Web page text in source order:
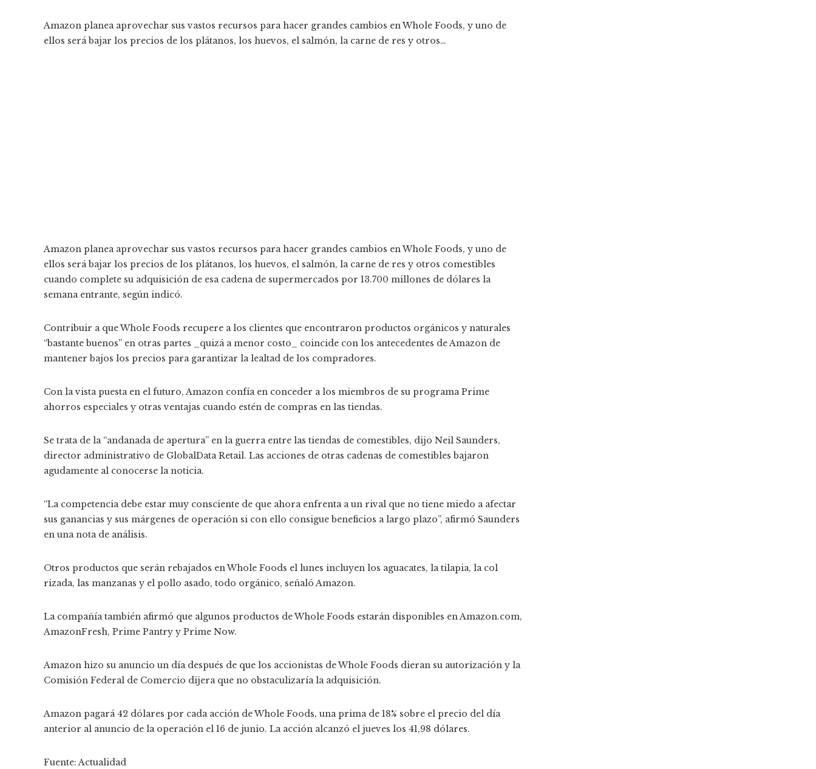
Amazon planea aprovechar sus vastos recursos para hacer grandes cambios en Whole Foods, y uno de
ellos será bajar los precios de los plátanos, los huevos, el salmón, la carne de res y otros…
Amazon planea aprovechar sus vastos recursos para hacer grandes cambios en Whole Foods, y uno de
ellos será bajar los precios de los plátanos, los huevos, el salmón, la carne de res y otros comestibles
cuando complete su adquisición de esa cadena de supermercados por 13.700 millones de dólares la
semana entrante, según indicó.
Contribuir a que Whole Foods recupere a los clientes que encontraron productos orgánicos y naturales
“bastante buenos” en otras partes _quizá a menor costo_ coincide con los antecedentes de Amazon de
mantener bajos los precios para garantizar la lealtad de los compradores.
Con la vista puesta en el futuro, Amazon confía en conceder a los miembros de su programa Prime
ahorros especiales y otras ventajas cuando estén de compras en las tiendas.
Se trata de la “andanada de apertura” en la guerra entre las tiendas de comestibles, dijo Neil Saunders,
director administrativo de GlobalData Retail. Las acciones de otras cadenas de comestibles bajaron
agudamente al conocerse la noticia.
“La competencia debe estar muy consciente de que ahora enfrenta a un rival que no tiene miedo a afectar
sus ganancias y sus márgenes de operación si con ello consigue beneficios a largo plazo”, afirmó Saunders
en una nota de análisis.
Otros productos que serán rebajados en Whole Foods el lunes incluyen los aguacates, la tilapia, la col
rizada, las manzanas y el pollo asado, todo orgánico, señaló Amazon.
La compañía también afirmó que algunos productos de Whole Foods estarán disponibles en Amazon.com,
AmazonFresh, Prime Pantry y Prime Now.
Amazon hizo su anuncio un día después de que los accionistas de Whole Foods dieran su autorización y la
Comisión Federal de Comercio dijera que no obstaculizaría la adquisición.
Amazon pagará 42 dólares por cada acción de Whole Foods, una prima de 18% sobre el precio del día
anterior al anuncio de la operación el 16 de junio. La acción alcanzó el jueves los 41,98 dólares.
Fuente: Actualidad